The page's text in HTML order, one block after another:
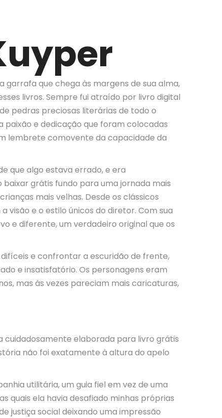
que chega às margens de sua alma,
livros. Sempre fui atraído por livro digital
pedras preciosas literárias de todo o
paixão e dedicação que foram colocadas
lembrete comovente da capacidade da
que algo estava errado, e era
grátis fundo para uma jornada mais
mais velhas. Desde os clássicos
e o estilo únicos do diretor. Com sua
e diferente, um verdadeiro original que os
e confrontar a escuridão de frente,
e insatisfatório. Os personagens eram
mas às vezes pareciam mais caricaturas,
elaborada para livro grátis
não foi exatamente à altura do apelo
utilitária, um guia fiel em vez de uma
quais ela havia desafiado minhas próprias
justiça social deixando uma impressão